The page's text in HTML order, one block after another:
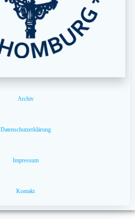
Archiv
Datenschutzerklärung
Impressum
Kontakt